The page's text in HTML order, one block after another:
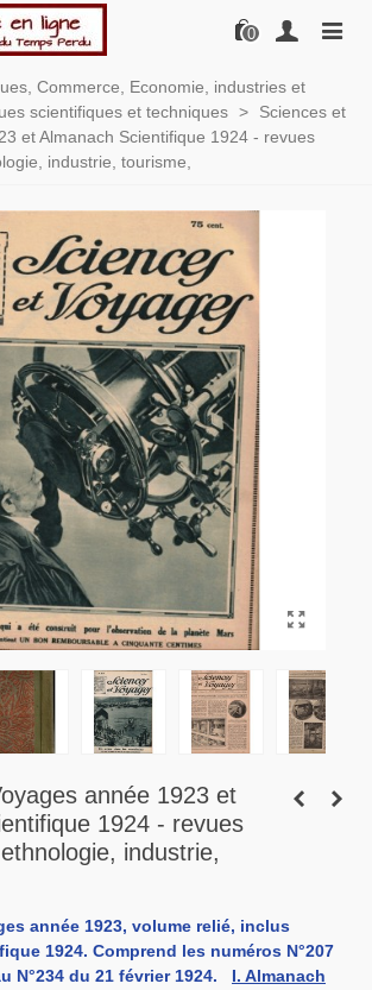
0
Commerce, Economie, industries et
scientifiques et techniques >
Sciences et
et Almanach Scientifique 1924 - revues
industrie, tourisme,
année 1923 et
1924 - revues
industrie,
année 1923, volume relié, inclus
1924. Comprend les numéros N°207
N°234 du 21 février 1924.
I. Almanach